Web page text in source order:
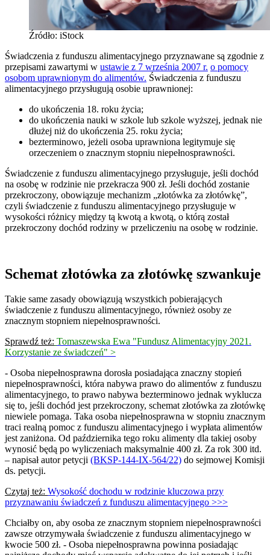
Źródło: iStock
Świadczenia z funduszu alimentacyjnego przyznawane są zgodnie z
przepisami zawartymi w ustawie z 7 września 2007 r. o pomocy
osobom uprawnionym do alimentów. Świadczenia z funduszu
alimentacyjnego przysługują osobie uprawnionej:
do ukończenia 18. roku życia;
do ukończenia nauki w szkole lub szkole wyższej, jednak nie
dłużej niż do ukończenia 25. roku życia;
bezterminowo, jeżeli osoba uprawniona legitymuje się
orzeczeniem o znacznym stopniu niepełnosprawności.
Świadczenie z funduszu alimentacyjnego przysługuje, jeśli dochód
na osobę w rodzinie nie przekracza 900 zł. Jeśli dochód zostanie
przekroczony, obowiązuje mechanizm „złotówka za złotówkę”,
czyli świadczenie z funduszu alimentacyjnego przysługuje w
wysokości różnicy między tą kwotą a kwotą, o którą został
przekroczony dochód rodziny w przeliczeniu na osobę w rodzinie.
Schemat złotówka za złotówkę szwankuje
Takie same zasady obowiązują wszystkich pobierających
świadczenie z funduszu alimentacyjnego, również osoby ze
znacznym stopniem niepełnosprawności.
Sprawdź też: Tomaszewska Ewa "Fundusz Alimentacyjny 2021.
Korzystanie ze świadczeń" >
- Osoba niepełnosprawna dorosła posiadająca znaczny stopień
niepełnosprawności, która nabywa prawo do alimentów z funduszu
alimentacyjnego, to prawo nabywa bezterminowo jednak wyklucza
się to, jeśli dochód jest przekroczony, schemat złotówka za złotówkę
niewiele pomaga. Taka osoba niepełnosprawna w stopniu znacznym
traci realną pomoc z funduszu alimentacyjnego i wypłata alimentów
jest zaniżona. Od października tego roku alimenty dla takiej osoby
wynosić będą po wyliczeniach maksymalnie 400 zł. Za rok 300 itd.
– napisał autor petycji (BKSP-144-IX-564/22) do sejmowej Komisji
ds. petycji.
Czytaj też: Wysokość dochodu w rodzinie kluczowa przy
przyznawaniu świadczeń z funduszu alimentacyjnego >>>
Chciałby on, aby osoba ze znacznym stopniem niepełnosprawności
zawsze otrzymywała świadczenie z funduszu alimentacyjnego w
kwocie 500 zł. - Osoba niepełnosprawna powinna posiadając